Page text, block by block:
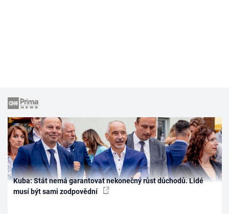
Kuba: Stát nemá garantovat nekonečný růst důchodů. Lidé
musí být sami zodpovědní